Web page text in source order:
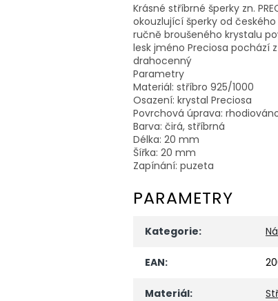
Krásné stříbrné šperky zn.
okouzlující šperky od
ručně broušeného krystalu
lesk jméno Preciosa pochází
drahocenný
Parametry
Materiál: stříbro 925/1000
Osazení: krystal Preciosa
Povrchová úprava:
Barva: čirá, stříbrná
Délka: 20 mm
Šířka: 20 mm
Zapínání: puzeta
PARAMETRY
Kategorie:
EAN:
Materiál: